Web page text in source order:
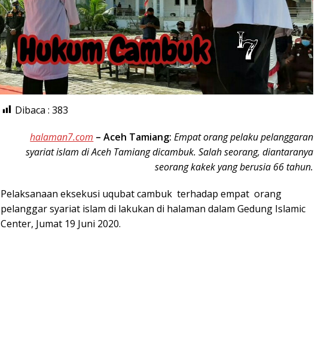
Dibaca : 383
halaman7.com – Aceh Tamiang: Empat orang pelaku pelanggaran
syariat islam di Aceh Tamiang dicambuk. Salah seorang, diantaranya
seorang kakek yang berusia 66 tahun.
Pelaksanaan eksekusi uqubat cambuk terhadap empat orang
pelanggar syariat islam di lakukan di halaman dalam Gedung Islamic
Center, Jumat 19 Juni 2020.